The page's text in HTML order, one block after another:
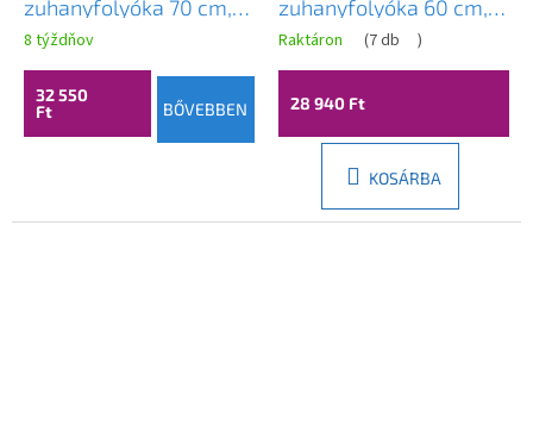
zuhanyfolyóka 70 cm,
szálcsiszolt grafit,
1E41070
8 týždňov
32 550
Ft
BŐVEBBEN
zuhanyfolyóka 60 cm,
szálcsiszolt grafit,
1E41060
Raktáron (7 db )
28 940 Ft
KOSÁRBA